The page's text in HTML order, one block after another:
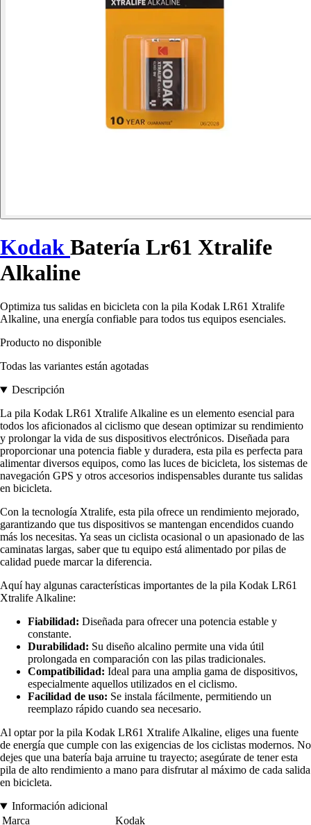
Kodak Batería Lr61 Xtralife
Alkaline
Optimiza tus salidas en bicicleta con la pila Kodak LR61 Xtralife
Alkaline, una energía confiable para todos tus equipos esenciales.
Producto no disponible
Todas las variantes están agotadas
Descripción
La pila Kodak LR61 Xtralife Alkaline es un elemento esencial para
todos los aficionados al ciclismo que desean optimizar su rendimiento
y prolongar la vida de sus dispositivos electrónicos. Diseñada para
proporcionar una potencia fiable y duradera, esta pila es perfecta para
alimentar diversos equipos, como las luces de bicicleta, los sistemas de
navegación GPS y otros accesorios indispensables durante tus salidas
en bicicleta.
Con la tecnología Xtralife, esta pila ofrece un rendimiento mejorado,
garantizando que tus dispositivos se mantengan encendidos cuando
más los necesitas. Ya seas un ciclista ocasional o un apasionado de las
caminatas largas, saber que tu equipo está alimentado por pilas de
calidad puede marcar la diferencia.
Aquí hay algunas características importantes de la pila Kodak LR61
Xtralife Alkaline:
Fiabilidad: Diseñada para ofrecer una potencia estable y
constante.
Durabilidad: Su diseño alcalino permite una vida útil
prolongada en comparación con las pilas tradicionales.
Compatibilidad: Ideal para una amplia gama de dispositivos,
especialmente aquellos utilizados en el ciclismo.
Facilidad de uso: Se instala fácilmente, permitiendo un
reemplazo rápido cuando sea necesario.
Al optar por la pila Kodak LR61 Xtralife Alkaline, eliges una fuente
de energía que cumple con las exigencias de los ciclistas modernos. No
dejes que una batería baja arruine tu trayecto; asegúrate de tener esta
pila de alto rendimiento a mano para disfrutar al máximo de cada salida
en bicicleta.
Información adicional
Marca
Kodak